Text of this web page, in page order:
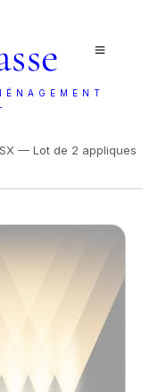
— Lot de 2 appliques